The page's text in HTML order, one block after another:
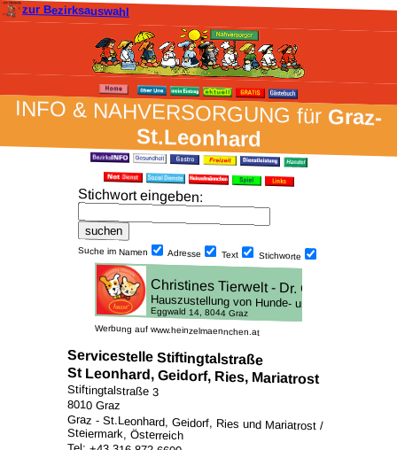
zur Bezirksauswahl
INFO & NAH­VER­SORG­UNG fürGraz-
St.Leonhard
Stich­wort ein­geben:
Suche im Namen Adresse Text Stich­worte
Werbung auf www.heinzelmaennchen.at
Servicestelle Stiftingtalstraße
St Leonhard, Geidorf, Ries, Mariatrost
Stiftingtalstraße 3
8010 Graz
Graz - St.Leonhard, Geidorf, Ries und Mariatrost /
Steiermark, Österreich